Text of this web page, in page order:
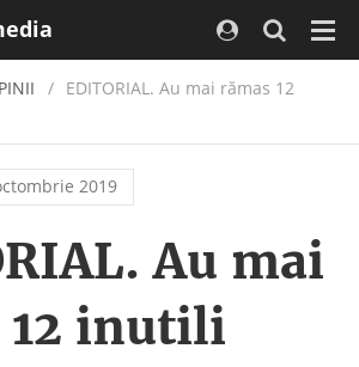
EDITORIAL. Au mai rămas 12
2019
Au mai
12 inutili